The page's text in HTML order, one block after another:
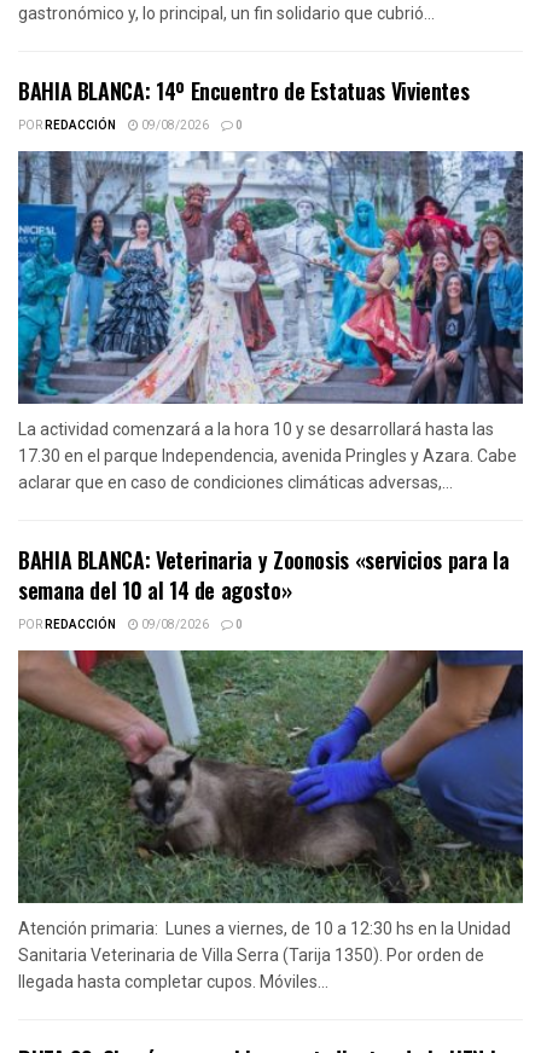
gastronómico y, lo principal, un fin solidario que cubrió...
BAHIA BLANCA: 14º Encuentro de Estatuas Vivientes
PORREDACCIÓN 09/08/2026 0
La actividad comenzará a la hora 10 y se desarrollará hasta las
17.30 en el parque Independencia, avenida Pringles y Azara. Cabe
aclarar que en caso de condiciones climáticas adversas,...
BAHIA BLANCA: Veterinaria y Zoonosis «servicios para la
semana del 10 al 14 de agosto»
PORREDACCIÓN 09/08/2026 0
Atención primaria: Lunes a viernes, de 10 a 12:30 hs en la Unidad
Sanitaria Veterinaria de Villa Serra (Tarija 1350). Por orden de
llegada hasta completar cupos. Móviles...